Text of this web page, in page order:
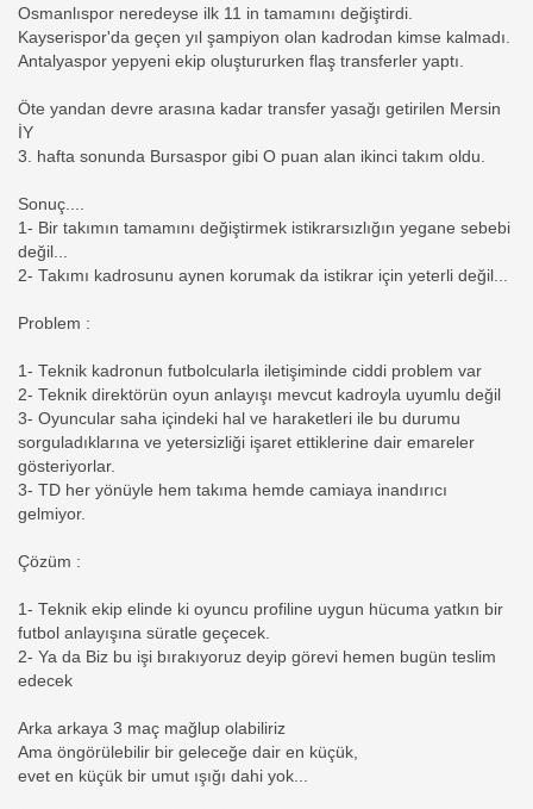
Osmanlıspor neredeyse ilk 11 in tamamını değiştirdi.
Kayserispor'da geçen yıl şampiyon olan kadrodan kimse kalmadı.
Antalyaspor yepyeni ekip oluştururken flaş transferler yaptı.
Öte yandan devre arasına kadar transfer yasağı getirilen Mersin
İY
3. hafta sonunda Bursaspor gibi O puan alan ikinci takım oldu.
Sonuç....
1- Bir takımın tamamını değiştirmek istikrarsızlığın yegane sebebi
değil...
2- Takımı kadrosunu aynen korumak da istikrar için yeterli değil...
Problem :
1- Teknik kadronun futbolcularla iletişiminde ciddi problem var
2- Teknik direktörün oyun anlayışı mevcut kadroyla uyumlu değil
3- Oyuncular saha içindeki hal ve haraketleri ile bu durumu
sorguladıklarına ve yetersizliği işaret ettiklerine dair emareler
gösteriyorlar.
3- TD her yönüyle hem takıma hemde camiaya inandırıcı
gelmiyor.
Çözüm :
1- Teknik ekip elinde ki oyuncu profiline uygun hücuma yatkın bir
futbol anlayışına süratle geçecek.
2- Ya da Biz bu işi bırakıyoruz deyip görevi hemen bugün teslim
edecek
Arka arkaya 3 maç mağlup olabiliriz
Ama öngörülebilir bir geleceğe dair en küçük,
evet en küçük bir umut ışığı dahi yok...